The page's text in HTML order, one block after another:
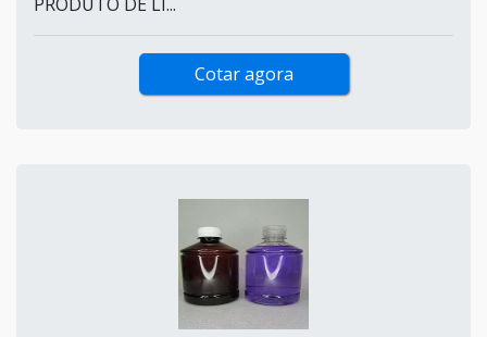
Cotar agora